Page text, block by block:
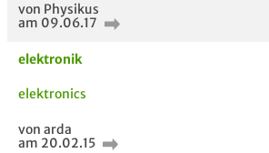
Module anderer Unis
von Physikus
am 09.06.17
elektronik
elektronics
von arda
am 20.02.15